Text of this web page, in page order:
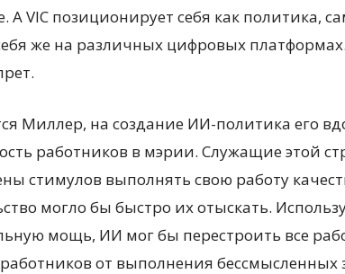
А VIC позиционирует себя как политика,
же на различных цифровых
Миллер, на создание ИИ-политика его
работников в мэрии. Служащие этой
стимулов выполнять свою работу
могло бы быстро их отыскать.
мощь, ИИ мог бы перестроить все
от выполнения бессмысленных